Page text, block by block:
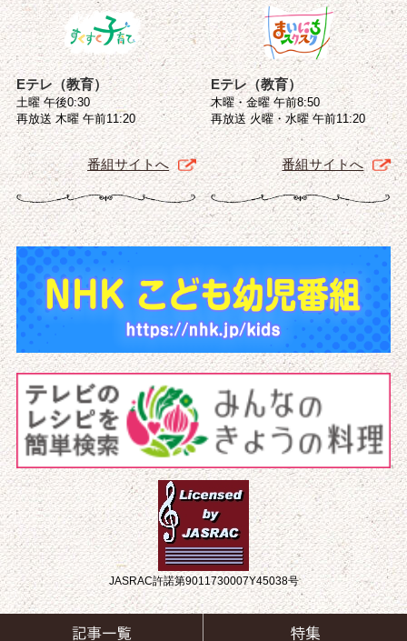
Eテレ（教育）
土曜 午後0:30
再放送 木曜 午前11:20
番組サイトへ
Eテレ（教育）
木曜・金曜 午前8:50
再放送 火曜・水曜 午前11:20
番組サイトへ
JASRAC許諾第9011730007Y45038号